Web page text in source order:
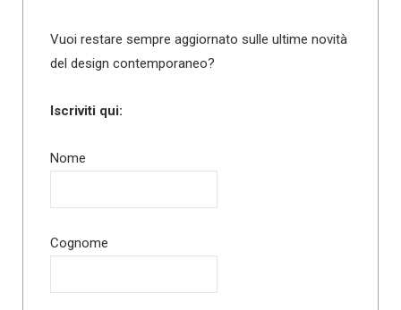
Vuoi restare sempre aggiornato sulle ultime novità
del design contemporaneo?
Iscriviti qui:
Nome
Cognome